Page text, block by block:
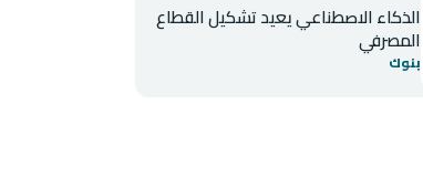
الذكاء الاصطناعي يعيد تشكيل القطاع
المصرفي
بنوك